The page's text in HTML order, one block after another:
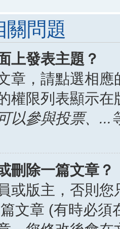
關問題
上發表主題？
章，請點選相
權限列表顯示
以參與投票、...
刪除一篇文章？
或版主，否則
文章 (有時必須